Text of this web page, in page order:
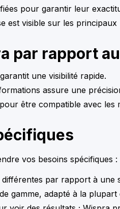
pour garantir leur
est visible sur les
par rapport
une visibilité rapide.
assure une
être compatible avec
vos besoins spécifiques :
par rapport à une
gamme, adapté à la plupart